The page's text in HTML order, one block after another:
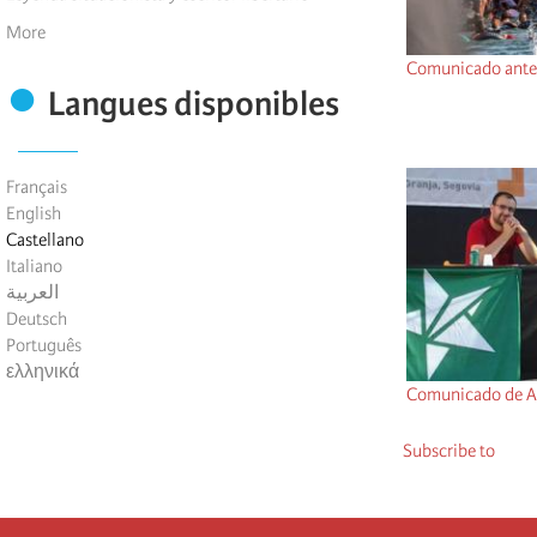
More
Langues disponibles
Français
English
Castellano
Italiano
العربية
Deutsch
Português
ελληνικά
Comunicado
Comunicado de
Subscribe to